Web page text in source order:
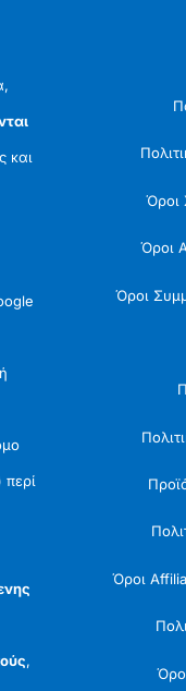
και
,
Όροι
Όροι
Όροι
Όροι